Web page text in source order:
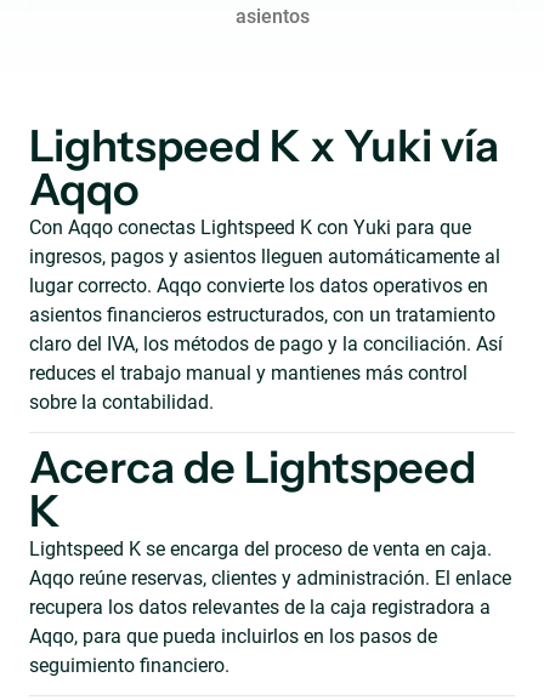
asientos
Lightspeed K x Yuki vía
Aqqo
Con Aqqo conectas Lightspeed K con Yuki para que
ingresos, pagos y asientos lleguen automáticamente al
lugar correcto. Aqqo convierte los datos operativos en
asientos financieros estructurados, con un tratamiento
claro del IVA, los métodos de pago y la conciliación. Así
reduces el trabajo manual y mantienes más control
sobre la contabilidad.
Acerca de Lightspeed
K
Lightspeed K se encarga del proceso de venta en caja.
Aqqo reúne reservas, clientes y administración. El enlace
recupera los datos relevantes de la caja registradora a
Aqqo, para que pueda incluirlos en los pasos de
seguimiento financiero.